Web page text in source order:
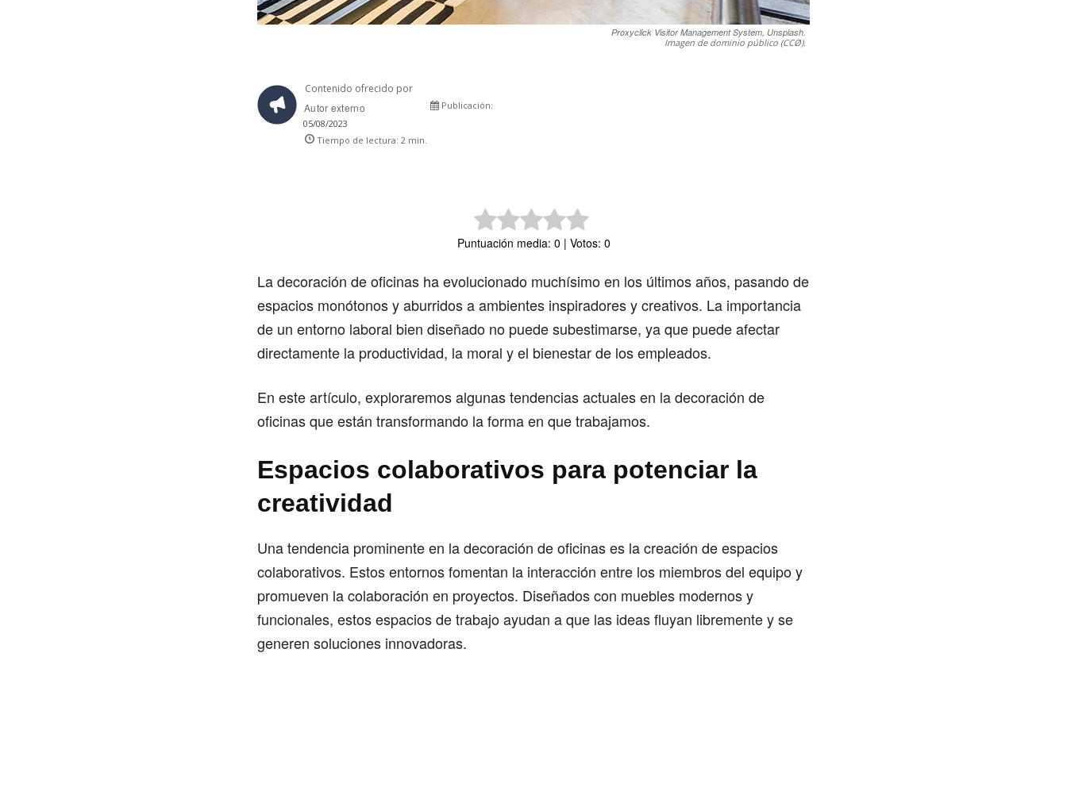
Proxyclick Visitor Management System, Unsplash.
Imagen de dominio público (CCØ).
Contenido ofrecido por
Autor externo
Publicación:
05/08/2023
Tiempo de lectura: 2 min.
Puntuación media: 0 | Votos: 0
La decoración de oficinas ha evolucionado muchísimo en los últimos años, pasando de
espacios monótonos y aburridos a ambientes inspiradores y creativos. La importancia
de un entorno laboral bien diseñado no puede subestimarse, ya que puede afectar
directamente la productividad, la moral y el bienestar de los empleados.
En este artículo, exploraremos algunas tendencias actuales en la decoración de
oficinas que están transformando la forma en que trabajamos.
Espacios colaborativos para potenciar la
creatividad
Una tendencia prominente en la decoración de oficinas es la creación de espacios
colaborativos. Estos entornos fomentan la interacción entre los miembros del equipo y
promueven la colaboración en proyectos. Diseñados con muebles modernos y
funcionales, estos espacios de trabajo ayudan a que las ideas fluyan libremente y se
generen soluciones innovadoras.